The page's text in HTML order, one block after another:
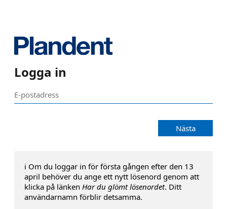
Logga in
Nästa
ℹ️ Om du loggar in för första gången efter den 13
april behöver du ange ett nytt lösenord genom att
klicka på länken Har du glömt lösenordet. Ditt
användarnamn förblir detsamma.